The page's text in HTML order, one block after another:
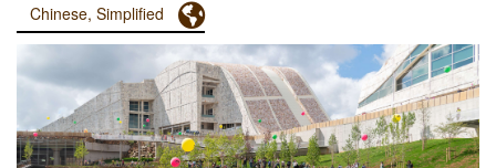
Menu
Principal
Dashboard
Chinese, Simplified Toggle Dropdown